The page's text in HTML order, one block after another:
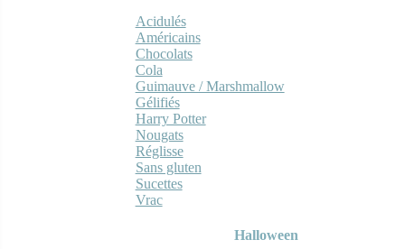
Acidulés
Américains
Chocolats
Cola
Guimauve / Marshmallow
Gélifiés
Harry Potter
Nougats
Réglisse
Sans gluten
Sucettes
Vrac
Halloween